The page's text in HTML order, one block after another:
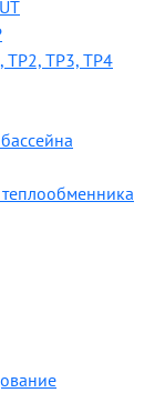
ТР2, ТР3, ТР4